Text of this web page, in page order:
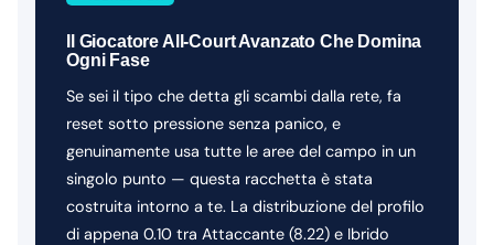
Il Giocatore All-Court Avanzato Che Domina
Ogni Fase
Se sei il tipo che detta gli scambi dalla rete, fa
reset sotto pressione senza panico, e
genuinamente usa tutte le aree del campo in un
singolo punto — questa racchetta è stata
costruita intorno a te. La distribuzione del profilo
di appena 0.10 tra Attaccante (8.22) e Ibrido